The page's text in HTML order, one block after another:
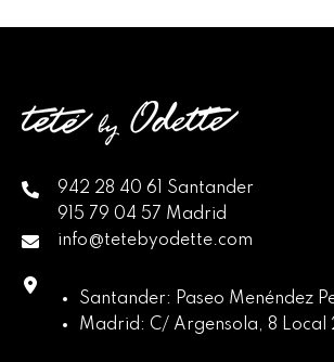
942 28 40 61 Santander
915 79 04 57 Madrid
info@tetebyodette.com
Santander: Paseo Menéndez
Madrid: C/ Argensola, 8 Local